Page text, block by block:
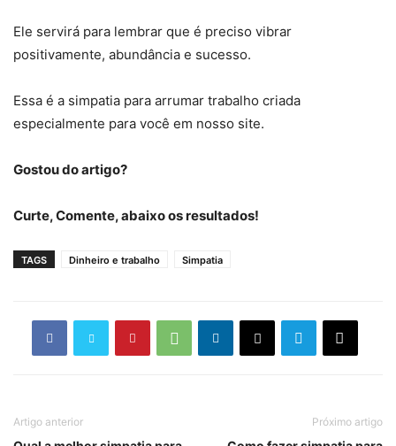
Ele servirá para lembrar que é preciso vibrar
positivamente, abundância e sucesso.
Essa é a simpatia para arrumar trabalho criada
especialmente para você em nosso site.
Gostou do artigo?
Curte, Comente, abaixo os resultados!
TAGS Dinheiro e trabalho Simpatia
Artigo anterior Próximo artigo